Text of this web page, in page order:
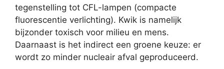
tegenstelling tot CFL-lampen (compacte
fluorescentie verlichting). Kwik is namelijk
bijzonder toxisch voor milieu en mens.
Daarnaast is het indirect een groene keuze: er
wordt zo minder nucleair afval geproduceerd.